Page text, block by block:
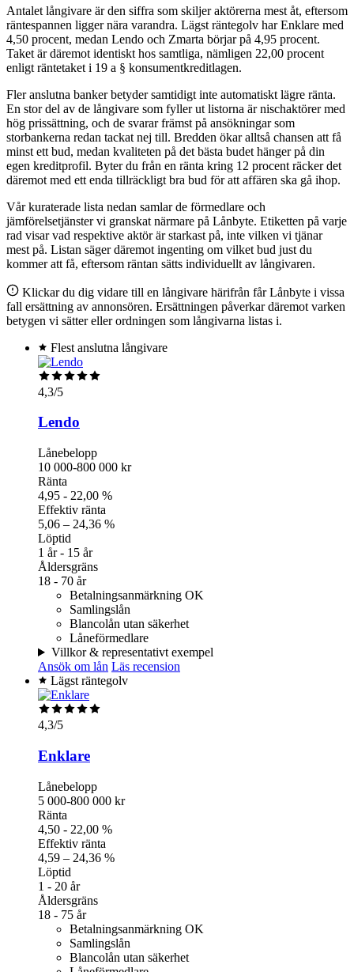
Antalet långivare är den siffra som skiljer aktörerna mest åt, eftersom
räntespannen ligger nära varandra. Lägst räntegolv har Enklare med
4,50 procent, medan Lendo och Zmarta börjar på 4,95 procent.
Taket är däremot identiskt hos samtliga, nämligen 22,00 procent
enligt räntetaket i 19 a § konsumentkreditlagen.
Fler anslutna banker betyder samtidigt inte automatiskt lägre ränta.
En stor del av de långivare som fyller ut listorna är nischaktörer med
hög prissättning, och de svarar främst på ansökningar som
storbankerna redan tackat nej till. Bredden ökar alltså chansen att få
minst ett bud, medan kvaliteten på det bästa budet hänger på din
egen kreditprofil. Byter du från en ränta kring 12 procent räcker det
däremot med ett enda tillräckligt bra bud för att affären ska gå ihop.
Vår kuraterade lista nedan samlar de förmedlare och
jämförelsetjänster vi granskat närmare på Lånbyte. Etiketten på varje
rad visar vad respektive aktör är starkast på, inte vilken vi tjänar
mest på. Listan säger däremot ingenting om vilket bud just du
kommer att få, eftersom räntan sätts individuellt av långivaren.
Klickar du dig vidare till en långivare härifrån får Lånbyte i vissa
fall ersättning av annonsören. Ersättningen påverkar däremot varken
betygen vi sätter eller ordningen som långivarna listas i.
Flest anslutna långivare
4,3/5
Lendo
Lånebelopp
10 000-800 000 kr
Ränta
4,95 - 22,00 %
Effektiv ränta
5,06 – 24,36 %
Löptid
1 år - 15 år
Åldersgräns
18 - 70 år
Betalningsanmärkning OK
Samlingslån
Blancolån utan säkerhet
Låneförmedlare
Villkor & representativt exempel
Ansök om lån Läs recension
Lägst räntegolv
4,3/5
Enklare
Lånebelopp
5 000-800 000 kr
Ränta
4,50 - 22,00 %
Effektiv ränta
4,59 – 24,36 %
Löptid
1 - 20 år
Åldersgräns
18 - 75 år
Betalningsanmärkning OK
Samlingslån
Blancolån utan säkerhet